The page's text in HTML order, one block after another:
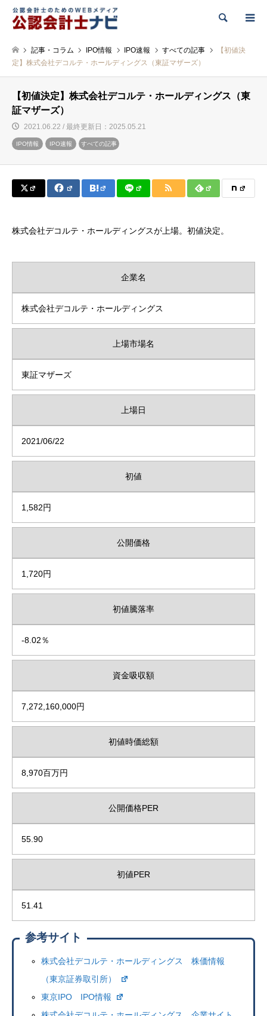
検索
記事・コラム IPO情報 IPO速報 すべての記事
【初値決
定】株式会社デコルテ・ホールディングス（東証マザーズ）
【初値決定】株式会社デコルテ・ホールディングス（東
証マザーズ）
2021.06.22 / 最終更新日：2025.05.21
IPO情報 IPO速報 すべての記事
株式会社デコルテ・ホールディングスが上場。初値決定。
企業名
株式会社デコルテ・ホールディングス
上場市場名
東証マザーズ
上場日
2021/06/22
初値
1,582円
公開価格
1,720円
初値騰落率
-8.02％
資金吸収額
7,272,160,000円
初値時価総額
8,970百万円
公開価格PER
55.90
初値PER
51.41
参考サイト
株式会社デコルテ・ホールディングス 株価情報
（東京証券取引所）
東京IPO IPO情報